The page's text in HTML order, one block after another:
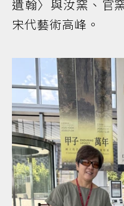
遺翰〉與汝窯、官
宋代藝術高峰。